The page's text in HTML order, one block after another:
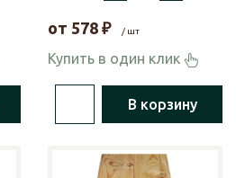
от 578 ₽ / шт
Купить в один клик
В корзину